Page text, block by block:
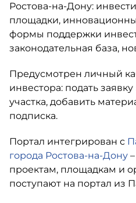
Ростова-на-Дону:
площадки,
формы поддержки
законодательная база,
Предусмотрен личный
инвестора: подать
участка, добавить
подписка.
Портал интегрирован с
города Ростова-на-Дону
проектам, площадкам и
поступают на портал из